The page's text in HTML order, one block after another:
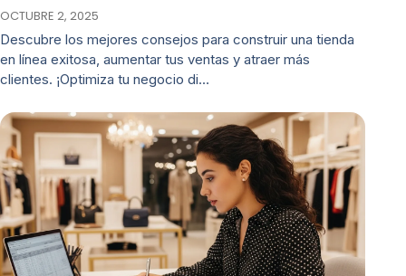
OCTUBRE 2, 2025
Descubre los mejores consejos para construir una tienda
en línea exitosa, aumentar tus ventas y atraer más
clientes. ¡Optimiza tu negocio di…